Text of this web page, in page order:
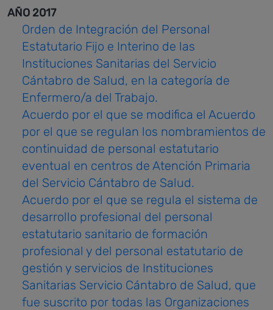
AÑO 2017
Orden de Integración del Personal
Estatutario Fijo e Interino de las
Instituciones Sanitarias del Servicio
Cántabro de Salud, en la categoría de
Enfermero/a del Trabajo.
Acuerdo por el que se modifica el Acuerdo
por el que se regulan los nombramientos de
continuidad de personal estatutario
eventual en centros de Atención Primaria
del Servicio Cántabro de Salud.
Acuerdo por el que se regula el sistema de
desarrollo profesional del personal
estatutario sanitario de formación
profesional y del personal estatutario de
gestión y servicios de Instituciones
Sanitarias Servicio Cántabro de Salud, que
fue suscrito por todas las Organizaciones